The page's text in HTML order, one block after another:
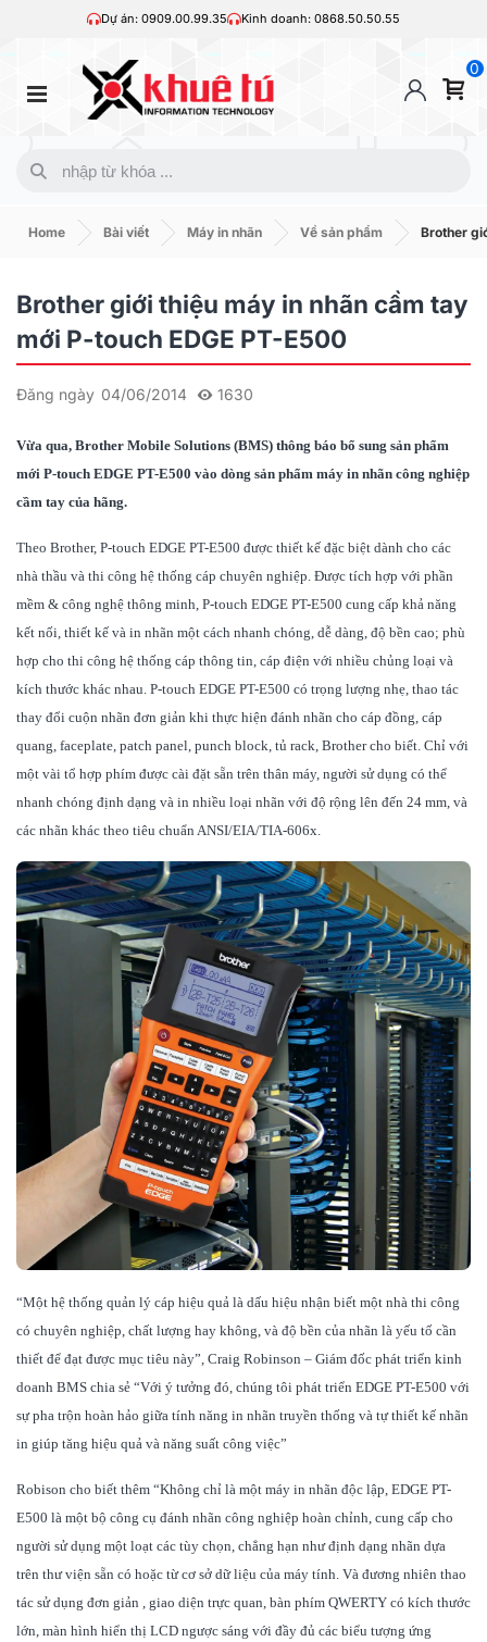
Dự án: 0909.00.99.35 Kinh doanh: 0868.50.50.55
0
Home Bài viết Máy in nhãn Về sản phẩm Brother
Brother giới thiệu máy in nhãn cầm tay
mới P-touch EDGE PT-E500
Đăng ngày 04/06/2014 1630
Vừa qua, Brother Mobile Solutions (BMS) thông báo bổ sung sản phẩm
mới P-touch EDGE PT-E500 vào dòng sản phẩm máy in nhãn công nghiệp
cầm tay của hãng.
Theo Brother, P-touch EDGE PT-E500 được thiết kế đặc biệt dành cho các
nhà thầu và thi công hệ thống cáp chuyên nghiệp. Được tích hợp với phần
mềm & công nghệ thông minh, P-touch EDGE PT-E500 cung cấp khả năng
kết nối, thiết kế và in nhãn một cách nhanh chóng, dễ dàng, độ bền cao; phù
hợp cho thi công hệ thống cáp thông tin, cáp điện với nhiều chủng loại và
kích thước khác nhau. P-touch EDGE PT-E500 có trọng lượng nhẹ, thao tác
thay đổi cuộn nhãn đơn giản khi thực hiện đánh nhãn cho cáp đồng, cáp
quang, faceplate, patch panel, punch block, tủ rack, Brother cho biết. Chỉ với
một vài tổ hợp phím được cài đặt sẵn trên thân máy, người sử dụng có thể
nhanh chóng định dạng và in nhiều loại nhãn với độ rộng lên đến 24 mm, và
các nhãn khác theo tiêu chuẩn ANSI/EIA/TIA-606x.
“Một hệ thống quản lý cáp hiệu quả là dấu hiệu nhận biết một nhà thi công
có chuyên nghiệp, chất lượng hay không, và độ bền của nhãn là yếu tố cần
thiết để đạt được mục tiêu này”, Craig Robinson – Giám đốc phát triển kinh
doanh BMS chia sẻ “Với ý tưởng đó, chúng tôi phát triển EDGE PT-E500 với
sự pha trộn hoàn hảo giữa tính năng in nhãn truyền thống và tự thiết kế nhãn
in giúp tăng hiệu quả và năng suất công việc”
Robison cho biết thêm “Không chỉ là một máy in nhãn độc lập, EDGE PT-
E500 là một bộ công cụ đánh nhãn công nghiệp hoàn chỉnh, cung cấp cho
người sử dụng một loạt các tùy chọn, chẳng hạn như định dạng nhãn dựa
trên thư viện sẵn có hoặc từ cơ sở dữ liệu của máy tính. Và đương nhiên thao
tác sử dụng đơn giản , giao diện trực quan, bàn phím QWERTY có kích thước
lớn, màn hình hiển thị LCD ngược sáng với đầy đủ các biểu tượng ứng